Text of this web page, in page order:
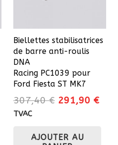
sur
page
produit
Biellettes stabilisatrices
de barre anti-roulis
DNA
Racing PC1039 pour
Ford Fiesta ST MK7
307,40€ Le
était :
291,90 €Le
TVAC
AJOUTER AU